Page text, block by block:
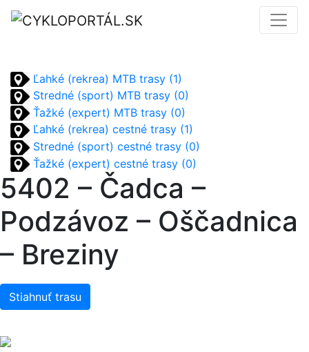
Ľahké (rekrea) MTB trasy (1)
Stredné (sport) MTB trasy (0)
Ťažké (expert) MTB trasy (0)
Ľahké (rekrea) cestné trasy (1)
Stredné (sport) cestné trasy (0)
Ťažké (expert) cestné trasy (0)
5402 – Čadca –
Podzávoz – Oščadnica
– Breziny
Stiahnuť trasu